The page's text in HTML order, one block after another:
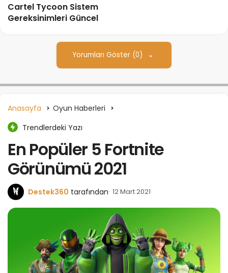
Cartel Tycoon Sistem
Gereksinimleri Güncel
Yorumları Göster (0)
Anasayfa
Oyun Haberleri
Trendlerdeki Yazı
En Popüler 5 Fortnite
Görünümü 2021
Destek360 tarafından 12 Mart 2021